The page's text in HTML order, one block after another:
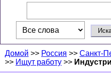
Домой >> Россия >> Санкт-
>> Ищут работу >>